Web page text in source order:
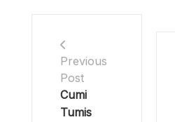
Previous
Post
Cumi
Tumis